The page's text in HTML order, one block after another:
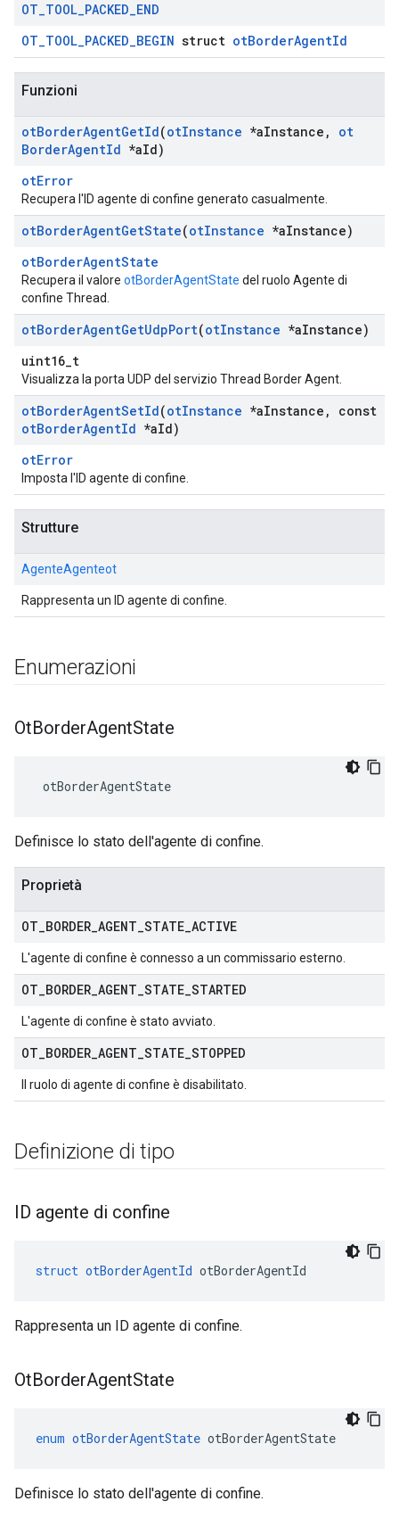
OT_TOOL_PACKED_END
OT_TOOL_PACKED_BEGIN struct otBorderAgentId
Funzioni
otBorderAgentGetId(otInstance *aInstance ,
ot
BorderAgentId *aId)
otError
Recupera l'ID agente di confine generato casualmente.
otBorderAgentGetState(otInstance *aInstance)
otBorderAgentState
Recupera il valore otBorderAgentState del ruolo Agente di
confine Thread.
otBorderAgentGetUdpPort(otInstance *aInstance)
uint16_t
Visualizza la porta UDP del servizio Thread Border Agent.
otBorderAgentSetId(otInstance *aInstance ,
const
otBorderAgentId *aId)
otError
Imposta l'ID agente di confine.
Strutture
AgenteAgenteot
Rappresenta un ID agente di confine.
Enumerazioni
OtBorderAgentState
otBorderAgentState
Definisce lo stato dell'agente di confine.
Proprietà
OT BORDER AGENT STATE ACTIVE
L'agente di confine è connesso a un commissario esterno.
OT BORDER AGENT STATE STARTED
L'agente di confine è stato avviato.
OT BORDER AGENT STATE STOPPED
Il ruolo di agente di confine è disabilitato.
Definizione di tipo
ID agente di confine
struct otBorderAgentId otBorderAgentId
Rappresenta un ID agente di confine.
OtBorderAgentState
enum otBorderAgentState otBorderAgentState
Definisce lo stato dell'agente di confine.